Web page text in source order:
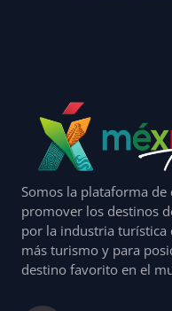
Somos la plataforma de
promover los destinos
por la industria turística
más turismo y para
destino favorito en el